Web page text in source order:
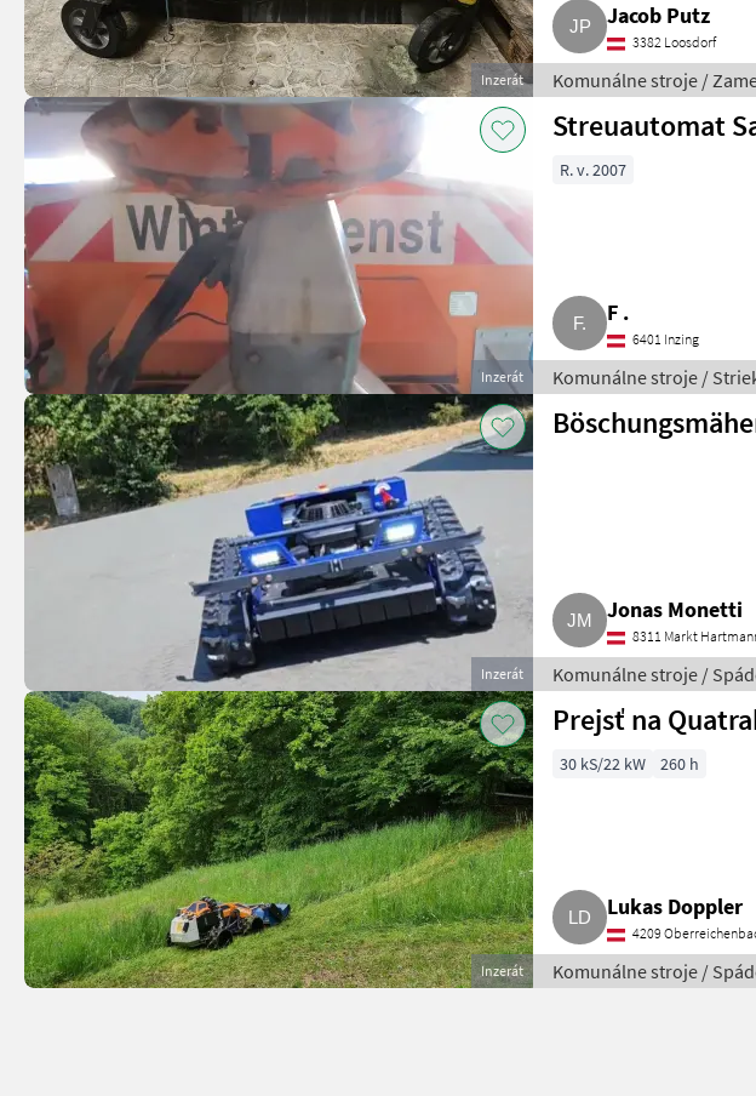
Inzerát
Jacob Putz
3382 Loosdorf
Komunálne stroje /
Inzerát
Streuautomat
R. v. 2007
F .
6401 Inzing
Komunálne stroje /
Inzerát
Jonas Monetti
8311 Markt
Inzerát
Prejsť na
30 kS/22 kW 260 h
Lukas Doppler
4209